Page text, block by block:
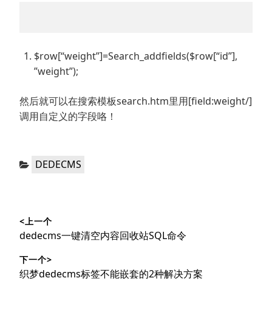
$row[“weight”]=Search_addfields($row[“id”],
”weight”);
然后就可以在搜索模板search.htm里用[field:weight/]
调用自定义的字段咯！
分
DEDECMS
章
导
航
<上一个
上
文
章：
dedecms一键清空内容回收站SQL命令
下一个>
下
织梦dedecms标签不能嵌套的2种解决方案